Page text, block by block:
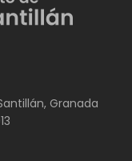
Granada